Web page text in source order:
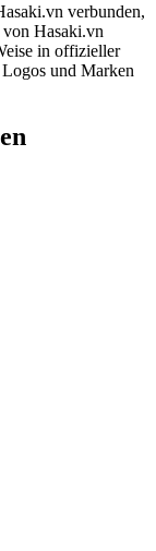
verbunden,
Hasaki.vn
in offizieller
und Marken